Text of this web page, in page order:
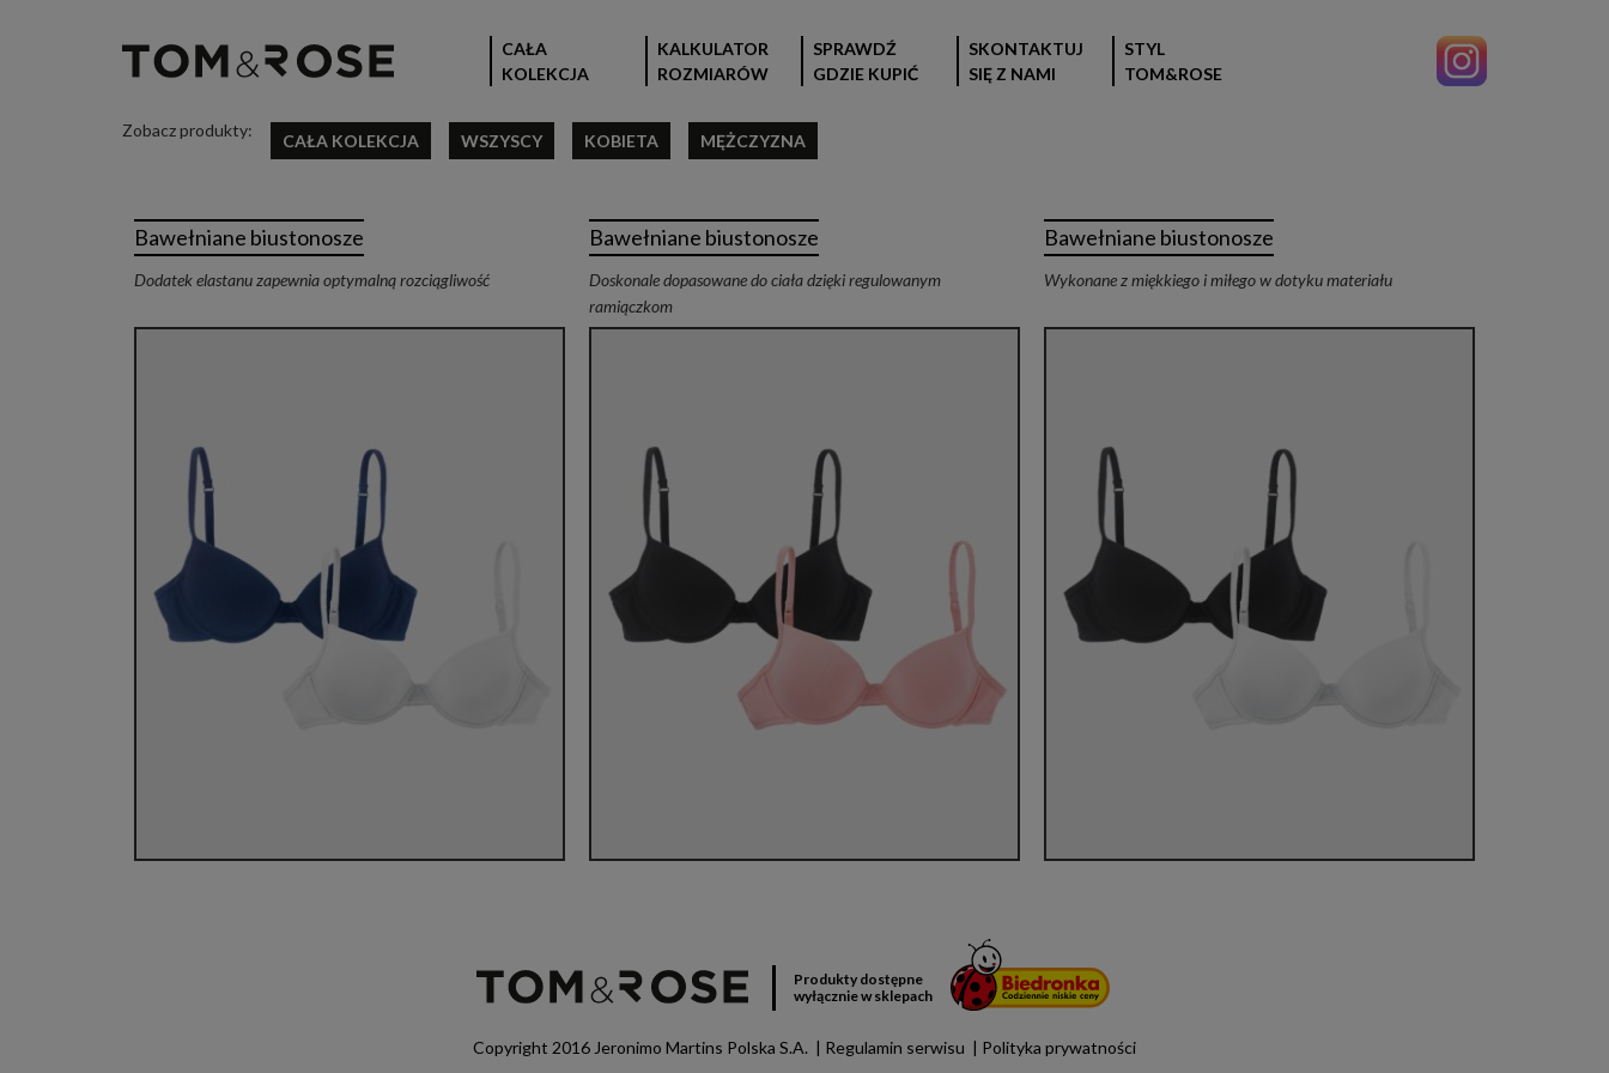
CAŁA
KOLEKCJA
KALKULATOR
ROZMIARÓW
SPRAWDŹ
GDZIE KUPIĆ
SKONTAKTUJ
SIĘ Z NAMI
STYL
TOM&ROSE
Zobacz produkty:
CAŁA KOLEKCJA WSZYSCY KOBIETA MĘŻCZYZNA
Bawełniane biustonosze
Dodatek elastanu zapewnia optymalną rozciągliwość
Bawełniane biustonosze
Doskonale dopasowane do ciała dzięki regulowanym
ramiączkom
Bawełniane biustonosze
Wykonane z miękkiego i miłego w dotyku materiału
Produkty dostępne
wyłącznie w sklepach
Copyright 2016 Jeronimo Martins Polska S.A. Regulamin serwisu Polityka prywatności